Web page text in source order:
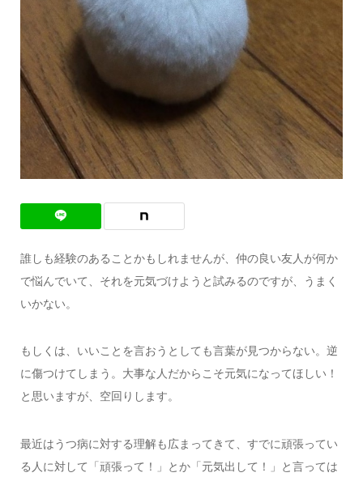
誰しも経験のあることかもしれませんが、仲の良い友人が何か
で悩んでいて、それを元気づけようと試みるのですが、うまく
いかない。
もしくは、いいことを言おうとしても言葉が見つからない。逆
に傷つけてしまう。大事な人だからこそ元気になってほしい！
と思いますが、空回りします。
最近はうつ病に対する理解も広まってきて、すでに頑張ってい
る人に対して「頑張って！」とか「元気出して！」と言っては